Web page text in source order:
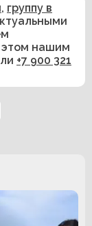
, группу в
этом нашим
+7 900 321